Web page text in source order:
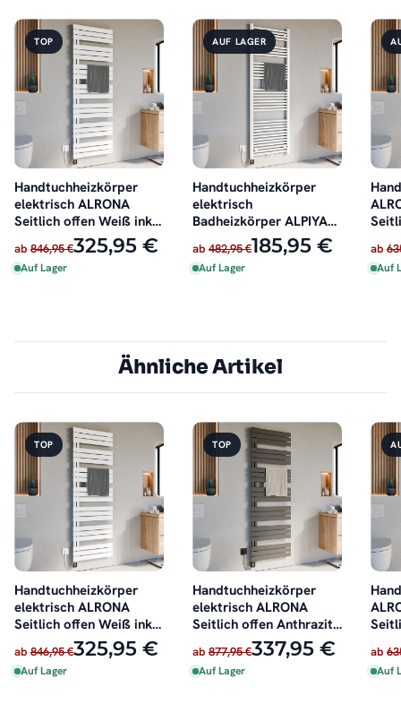
TOP
Handtuchheizkörper
elektrisch ALRONA
Seitlich offen Weiß inkl.
ab 846,95 €325,95 €
Auf Lager
AUF LAGER
Handtuchheizkörper
elektrisch
Badheizkörper ALPIYA
Weiß inkl. Heizstab
ab 482,95 €185,95 €
Auf Lager
ab
Auf
Ähnliche Artikel
TOP
Handtuchheizkörper
elektrisch ALRONA
Seitlich offen Weiß inkl.
ab 846,95 €325,95 €
Auf Lager
TOP
Handtuchheizkörper
elektrisch ALRONA
Seitlich offen Anthrazit
inkl. Heizstab
ab 877,95 €337,95 €
Auf Lager
ab
Auf